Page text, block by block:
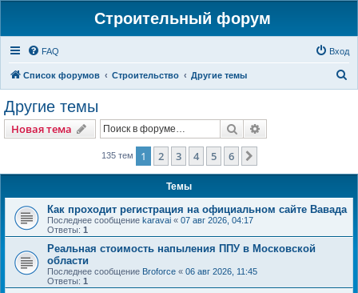
Строительный форум
FAQ Вход
Список форумов Строительство Другие темы
Другие темы
Новая тема Поиск
135 тем 1 2 3 4 5 6
Темы
Как проходит регистрация на официальном сайте Вавада
Последнее сообщение karavai « 07 авг 2026, 04:17
Ответы: 1
Реальная стоимость напыления ППУ в Московской
области
Последнее сообщение Broforce « 06 авг 2026, 11:45
Ответы: 1